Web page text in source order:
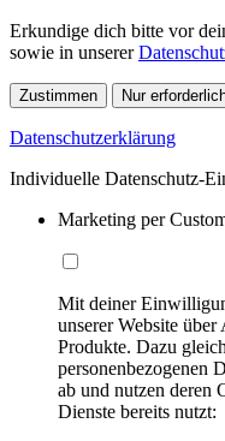
Erkundige dich bitte vor
sowie in unserer
Zustimmen Nur
Datenschutzerklärung
Individuelle Datenschutz-
Marketing per
Mit deiner
unserer Website
Produkte. Dazu
personenbezogenen
ab und nutzen deren
Dienste bereits nutzt: